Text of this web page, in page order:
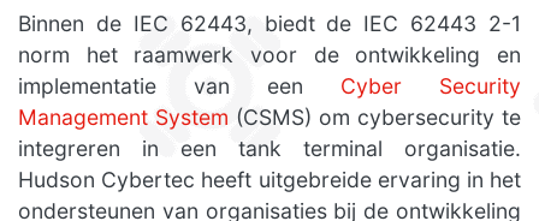
Binnen de IEC 62443, biedt de IEC 62443 2-1
norm het raamwerk voor de ontwikkeling en
implementatie van een Cyber ​​Security
Management System (CSMS) om cybersecurity te
integreren in een tank terminal organisatie.
Hudson Cybertec heeft uitgebreide ervaring in het
ondersteunen van organisaties bij de ontwikkeling